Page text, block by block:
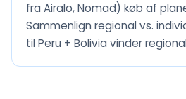
fra Airalo, Nomad) køb af
Sammenlign regional vs.
til Peru + Bolivia vinder